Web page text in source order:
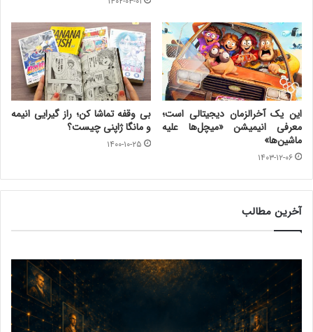
این یک آخرالزمان دیجیتالی است؛
معرفی انیمیشن «میچل‌ها علیه
ماشین‌ها»
۱۴۰۳-۱۲-۰۶
بی وقفه تماشا کن؛ راز گیرایی انیمه
و مانگا ژاپنی چیست؟
۱۴۰۰-۱۰-۲۵
آخرین مطالب